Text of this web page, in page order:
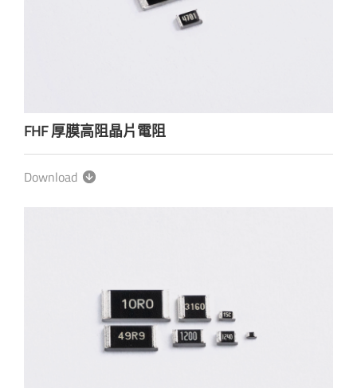
FHF 厚膜高阻晶片電阻
Download